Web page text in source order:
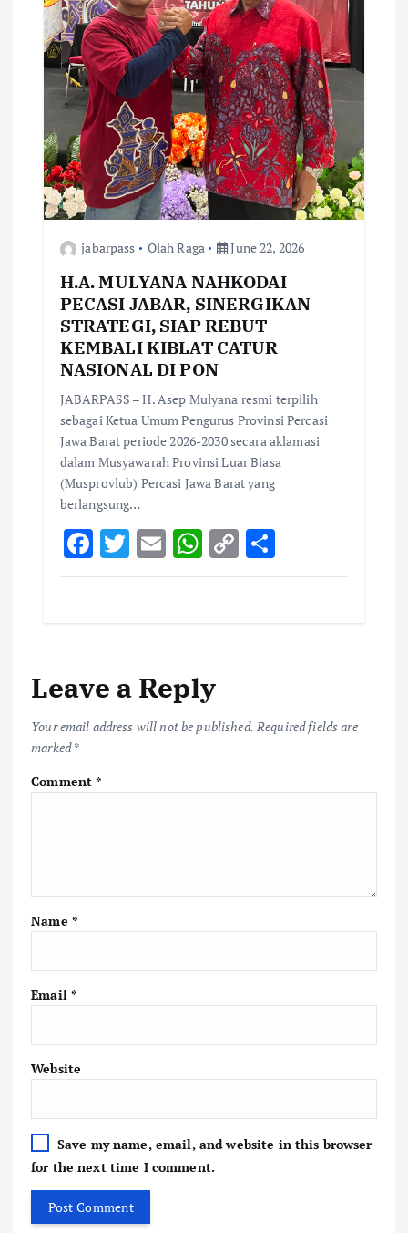
jabarpass Olah Raga June 22, 2026
H.A. MULYANA NAHKODAI
PECASI JABAR, SINERGIKAN
STRATEGI, SIAP REBUT
KEMBALI KIBLAT CATUR
NASIONAL DI PON
JABARPASS – H. Asep Mulyana resmi terpilih
sebagai Ketua Umum Pengurus Provinsi Percasi
Jawa Barat periode 2026-2030 secara aklamasi
dalam Musyawarah Provinsi Luar Biasa
(Musprovlub) Percasi Jawa Barat yang
berlangsung…
F
ac
o
k
T
w
E
m
W
h
p
p
C
o
k
S
h
Leave a Reply
Your email address will not be published. Required fields are
marked*
Comment*
Name *
Email *
Website
Save my name, email, and website in this browser
for the next time I comment.